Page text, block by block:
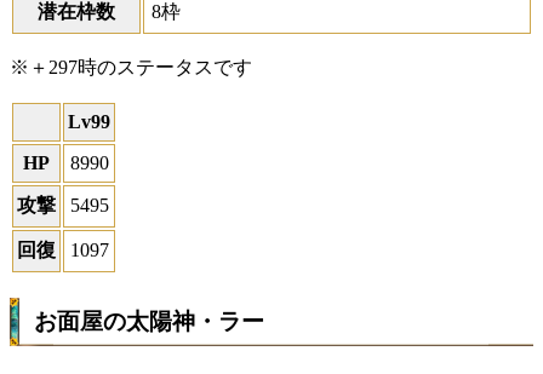
潜在枠数 8枠
※＋297時のステータスです
Lv99
HP
8990
攻撃 5495
回復 1097
お面屋の太陽神・ラー